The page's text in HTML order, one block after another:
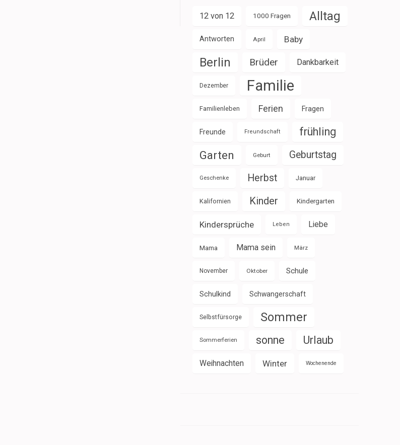
12 von 12 1000 Fragen Alltag
Antworten April Baby
Berlin Brüder Dankbarkeit
Dezember Familie
Familienleben Ferien Fragen
Freunde Freundschaft frühling
Garten Geburt Geburtstag
Geschenke Herbst Januar
Kalifornien Kinder Kindergarten
Kindersprüche Leben Liebe
Mama Mama sein März
November Oktober Schule
Schulkind Schwangerschaft
Selbstfürsorge Sommer
Sommerferien sonne Urlaub
Weihnachten Winter Wochenende